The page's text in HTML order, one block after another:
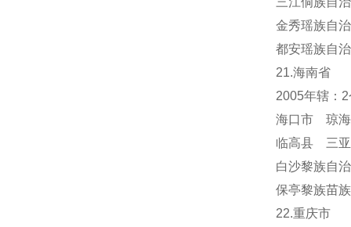
金秀瑶族自
都安瑶族自
21.海南省
2005年辖：
海口市 琼
临高县 三
白沙黎族自
保亭黎族苗
22.重庆市